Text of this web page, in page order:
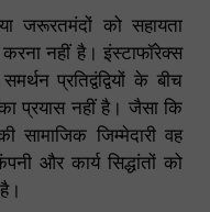
जरूरतमंदों को सहायता
नहीं है। इंस्टाफॉरेक्स
प्रतिद्वंद्वियों के बीच
प्रयास नहीं है। जैसा कि
सामाजिक जिम्मेदारी वह
और कार्य सिद्धांतों को